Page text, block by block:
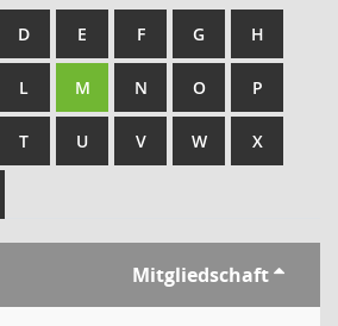
D E F G H
L M N O P
T U V W X
Mitgliedschaft